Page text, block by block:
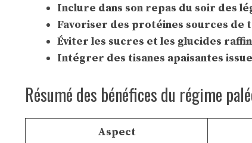
Inclure dans son repas du soir des
Favoriser des protéines sources de
Éviter les sucres et les glucides
Intégrer des tisanes apaisantes
Résumé des bénéfices du régime
Aspect